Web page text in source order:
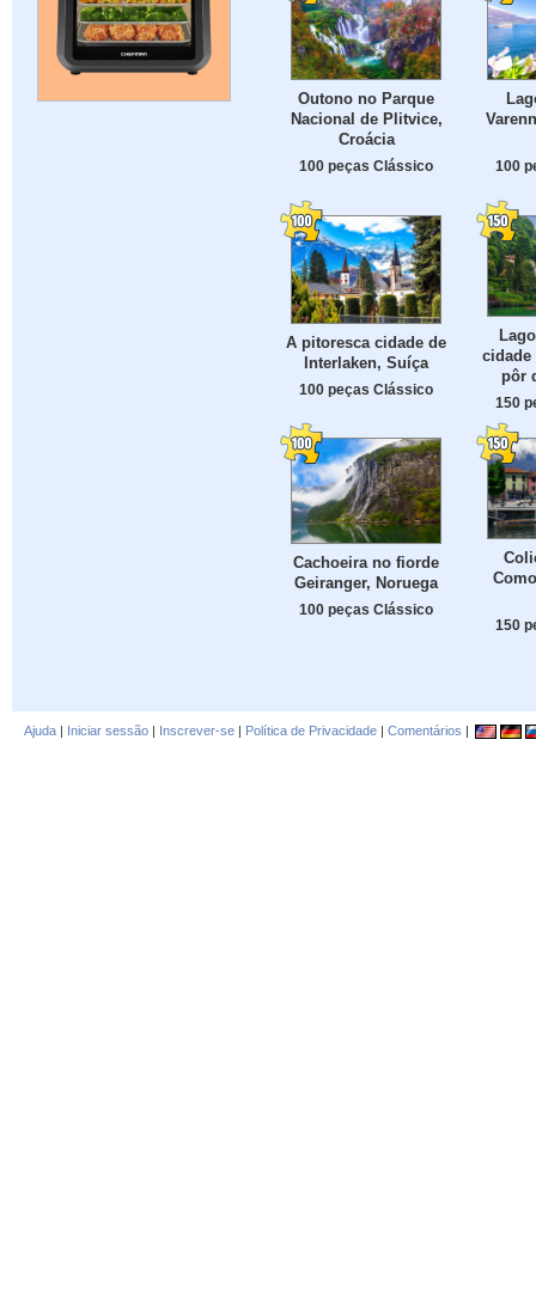
Outono no Parque
Nacional de Plitvice,
Croácia
100 peças Clássico 100
A pitoresca cidade de
Interlaken, Suíça
100 peças Clássico
cidade
pôr
150
Cachoeira no fiorde
Geiranger, Noruega
100 peças Clássico
150
Ajuda | Iniciar sessão | Inscrever-se | Política de Privacidade | Comentários |